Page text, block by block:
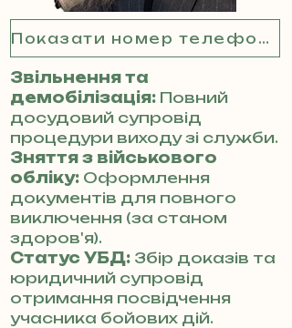
Показати номер телефону
Звільнення та
демобілізація: Повний
досудовий супровід
процедури виходу зі служби.
Зняття з військового
обліку: Оформлення
документів для повного
виключення (за станом
здоров'я).
Статус УБД: Збір доказів та
юридичний супровід
отримання посвідчення
учасника бойових дій.